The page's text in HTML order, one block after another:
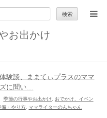
お出かけ
験談、ままてぃプラスのママ
に聞い…
季節の行事やお出かけ
おでかけ、イベン
備・やり方 ママライターのんちゃん